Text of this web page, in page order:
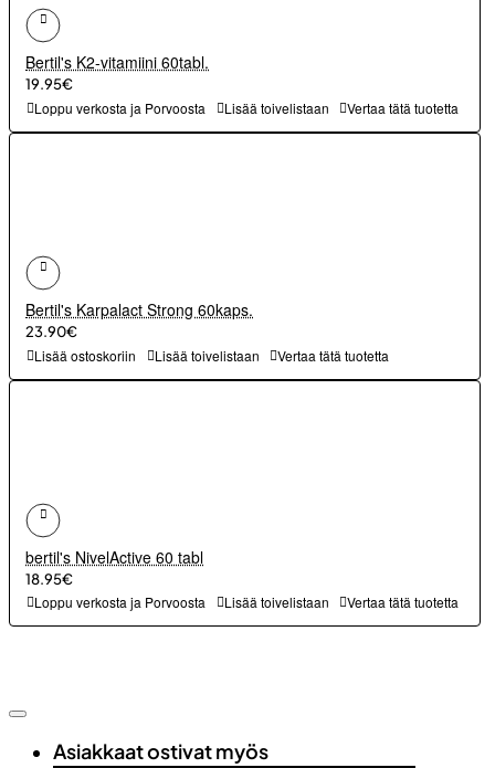
Bertil's K2-vitamiini 60tabl.
19.95€
Loppu verkosta ja Porvoosta Lisää toivelistaan Vertaa tätä tuotetta
Bertil's Karpalact Strong 60kaps.
23.90€
Lisää ostoskoriin Lisää toivelistaan Vertaa tätä tuotetta
bertil's NivelActive 60 tabl
18.95€
Loppu verkosta ja Porvoosta Lisää toivelistaan Vertaa tätä tuotetta
Asiakkaat ostivat myös